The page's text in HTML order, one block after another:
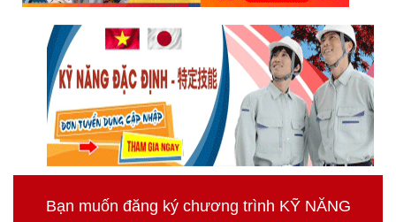
Bạn muốn đăng ký chương trình KỸ NĂNG